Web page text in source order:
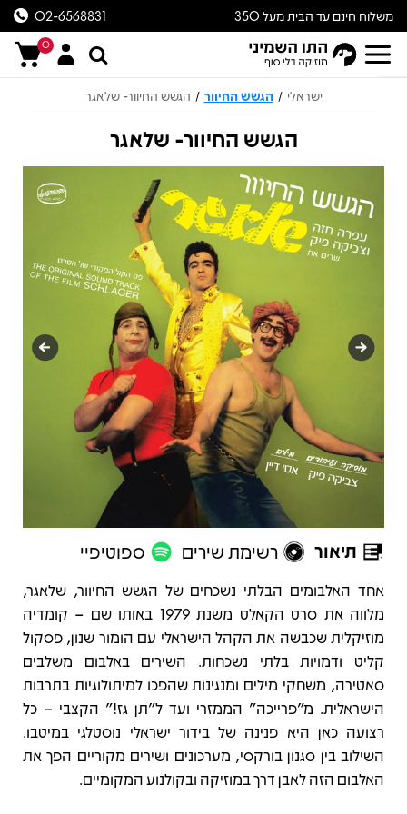
משלוח חינם עד הבית מעל 350
ש״ח
02-6568831
0
ישראלי / הגשש החיוור / הגשש החיוור- שלאגר
הגשש החיוור- שלאגר
תיאור רשימת שירים ספוטיפיי
תיאור
אחד האלבומים הבלתי נשכחים של הגשש החיוור, שלאגר,
מלווה את סרט הקאלט משנת 1979 באותו שם – קומדיה
מוזיקלית שכבשה את הקהל הישראלי עם הומור שנון, פסקול
קליט ודמויות בלתי נשכחות. השירים באלבום משלבים
סאטירה, משחקי מילים ומנגינות שהפכו למיתולוגיות בתרבות
הישראלית. מ"פרייכה" הממזרי ועד ל"תן גז!" הקצבי – כל
רצועה כאן היא פנינה של בידור ישראלי נוסטלגי במיטבו.
השילוב בין סגנון בורקסי, מערכונים ושירים מקוריים הפך את
האלבום הזה לאבן דרך במוזיקה ובקולנוע המקומיים.